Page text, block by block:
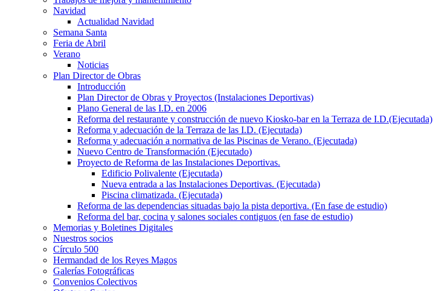
Navidad
Actualidad Navidad
Semana Santa
Feria de Abril
Verano
Noticias
Plan Director de Obras
Introducción
Plan Director de Obras y Proyectos (Instalaciones Deportivas)
Plano General de las I.D. en 2006
Reforma del restaurante y construcción de nuevo Kiosko-bar en la Terraza de I.D.(Ejecutada)
Reforma y adecuación de la Terraza de las I.D. (Ejecutada)
Reforma y adecuación a normativa de las Piscinas de Verano. (Ejecutada)
Nuevo Centro de Transformación (Ejecutado)
Proyecto de Reforma de las Instalaciones Deportivas.
Edificio Polivalente (Ejecutada)
Nueva entrada a las Instalaciones Deportivas. (Ejecutada)
Piscina climatizada. (Ejecutada)
Reforma de las dependencias situadas bajo la pista deportiva. (En fase de estudio)
Reforma del bar, cocina y salones sociales contiguos (en fase de estudio)
Memorias y Boletines Digitales
Nuestros socios
Círculo 500
Hermandad de los Reyes Magos
Galerías Fotográficas
Convenios Colectivos